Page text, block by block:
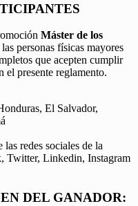
Máster de los
las personas físicas mayores
que acepten cumplir
el presente reglamento.
El Salvador,
las redes sociales de la
Twitter, Linkedin, Instagram
DEL GANADOR: